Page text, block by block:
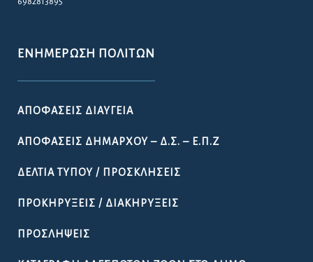
ΕΝΗΜΈΡΩΣΗ ΠΟΛΙΤΏΝ
ΑΠΟΦΆΣΕΙΣ ΔΙΑΎΓΕΙΑ
ΑΠΟΦΆΣΕΙΣ ΔΗΜΆΡΧΟΥ – Δ.Σ. – Ε.Π.Ζ
ΔΕΛΤΊΑ ΤΎΠΟΥ / ΠΡΟΣΚΛΉΣΕΙΣ
ΠΡΟΚΗΡΎΞΕΙΣ / ΔΙΑΚΗΡΎΞΕΙΣ
ΠΡΟΣΛΉΨΕΙΣ